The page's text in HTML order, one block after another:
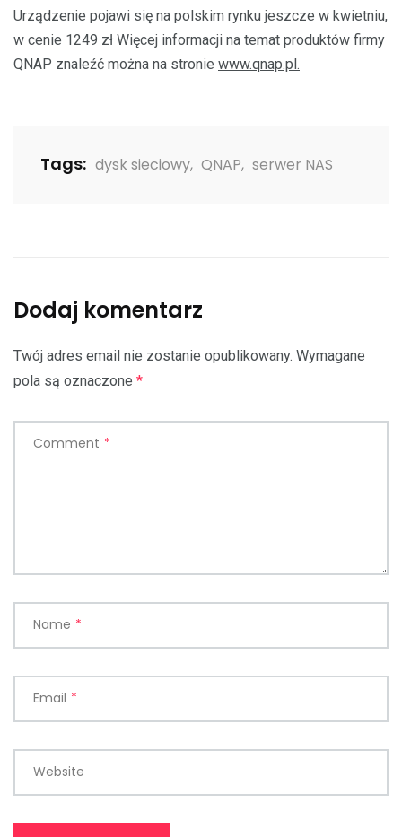
Urządzenie pojawi się na polskim rynku jeszcze w kwietniu,
w cenie 1249 zł Więcej informacji na temat produktów firmy
QNAP znaleźć można na stronie www.qnap.pl.
Tags: dysk sieciowy, QNAP, serwer NAS
Dodaj komentarz
Twój adres email nie zostanie opublikowany. Wymagane
pola są oznaczone *
Comment *
Name *
Email *
Website